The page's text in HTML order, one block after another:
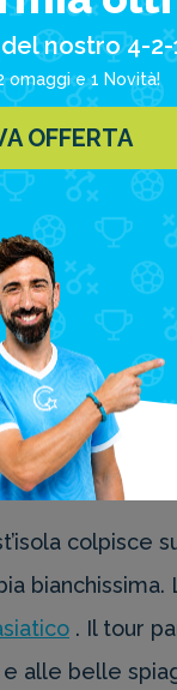
questo
per
colpisce
. Il tour
alle belle
nostro 4-2-
omaggi e 1 Novità!
OFFERTA